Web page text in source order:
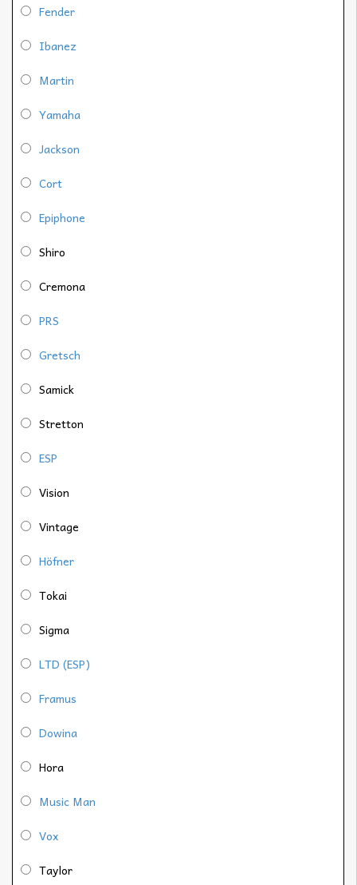
Fender
Ibanez
Martin
Yamaha
Jackson
Cort
Epiphone
Shiro
Cremona
PRS
Gretsch
Samick
Stretton
ESP
Vision
Vintage
Höfner
Tokai
Sigma
LTD (ESP)
Framus
Dowina
Hora
Music Man
Vox
Taylor